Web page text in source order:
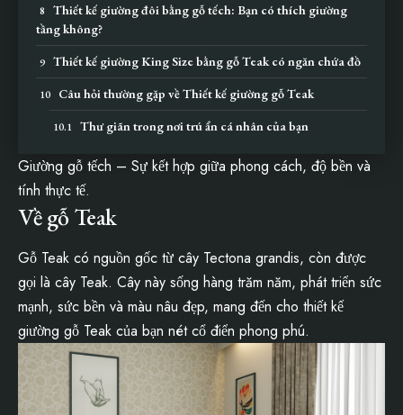
Thiết kế giường đôi bằng gỗ tếch: Bạn có thích giường
tầng không?
Thiết kế giường King Size bằng gỗ Teak có ngăn chứa đồ
Câu hỏi thường gặp về Thiết kế giường gỗ Teak
Thư giãn trong nơi trú ẩn cá nhân của bạn
Giường gỗ tếch – Sự kết hợp giữa phong cách, độ bền và
tính thực tế.
Về gỗ Teak
Gỗ Teak có nguồn gốc từ cây Tectona grandis, còn được
gọi là cây Teak. Cây này sống hàng trăm năm, phát triển sức
mạnh, sức bền và màu nâu đẹp, mang đến cho thiết kế
giường gỗ Teak của bạn nét cổ điển phong phú.